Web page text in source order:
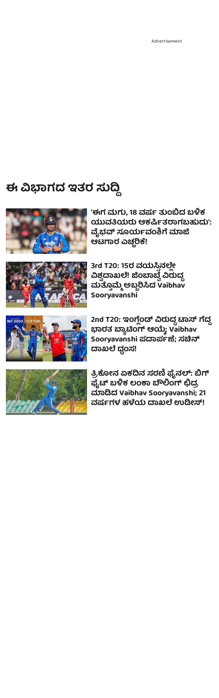
Advertisement
ಈ ವಿಭಾಗದ ಇತರ ಸುದ್ದಿ
'ಈಗ ಮಗು, 18 ವರ್ಷ ತುಂಬಿದ ಬಳಿಕ
ಯುವತಿಯರು ಆಕರ್ಷಿತರಾಗಬಹುದು':
ವೈಭವ್ ಸೂರ್ಯವಂಶಿಗೆ ಮಾಜಿ
ಆಟಗಾರ ಎಚ್ಚರಿಕೆ!
3rd T20: 15ರ ವಯಸ್ಸಿನಲ್ಲೇ
ವಿಶ್ವದಾಖಲೆ! ಜಿಂಬಾಬ್ವೆ ವಿರುದ್ಧ
ಮತ್ತೊಮ್ಮೆ ಅಬ್ಬರಿಸಿದ Vaibhav
Sooryavanshi
2nd T20: ಇಂಗ್ಲೆಂಡ್ ವಿರುದ್ಧ ಟಾಸ್ ಗೆದ್ದ
ಭಾರತ ಬ್ಯಾಟಿಂಗ್ ಆಯ್ಕೆ; Vaibhav
Sooryavanshi ಪದಾರ್ಪಣೆ; ಸಚಿನ್
ದಾಖಲೆ ಧ್ವಂಸ!
ತ್ರಿಕೋನ ಏಕದಿನ ಸರಣಿ ಫೈನಲ್: ಬಿಗ್
ಫೈಟ್ ಬಳಿಕ ಲಂಕಾ ಬೌಲಿಂಗ್ ಛಿದ್ರ
ಮಾಡಿದ Vaibhav Sooryavanshi; 21
ವರ್ಷಗಳ ಹಳೆಯ ದಾಖಲೆ ಉಡೀಸ್!